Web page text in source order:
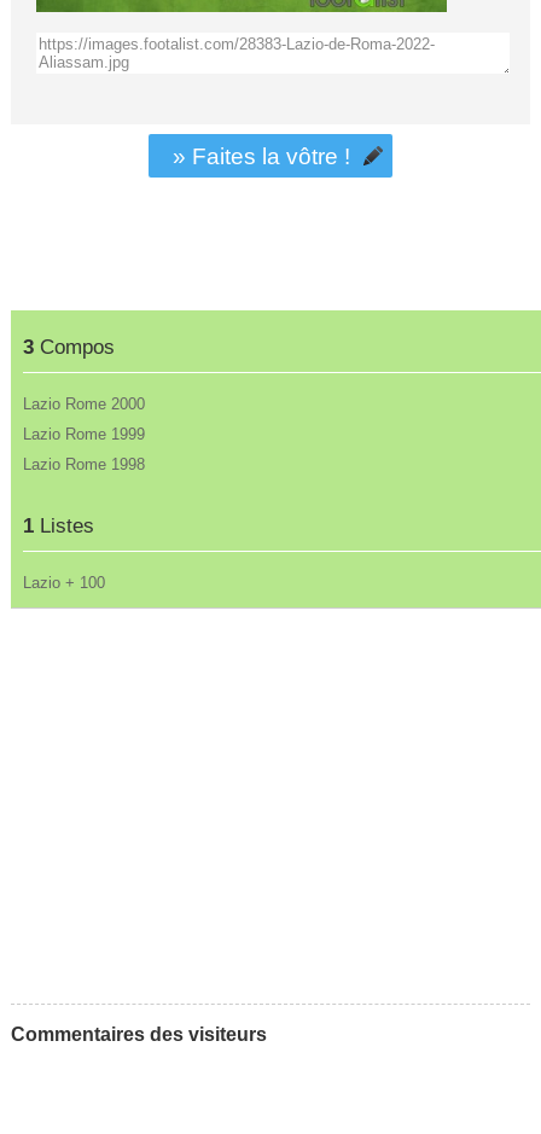
3Compos
Lazio Rome 2000
Lazio Rome 1999
Lazio Rome 1998
1Listes
Lazio + 100
» Faites la vôtre !
Commentaires des visiteurs